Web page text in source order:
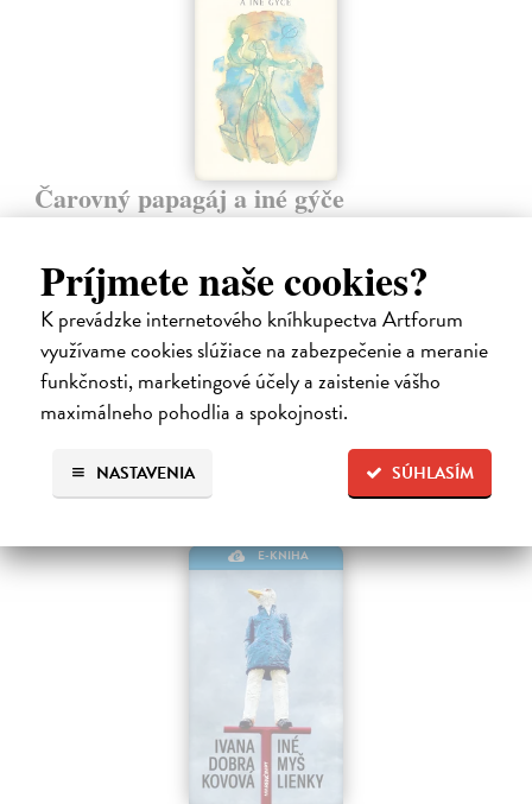
Príjmete naše cookies?
K prevádzke internetového kníhkupectva Artforum
využívame cookies slúžiace na zabezpečenie a meranie
funkčnosti, marketingové účely a zaistenie vášho
maximálneho pohodlia a spokojnosti.
SÚHLASÍM
NASTAVENIA
Čarovný papagáj a iné gýče
typických autorových textov sú súčasťou zbierky aj iné zvláštne
poviedky.
Na stiahnutie akoEPUB,MOBIaPDF
10,49 €
E-KNIHA